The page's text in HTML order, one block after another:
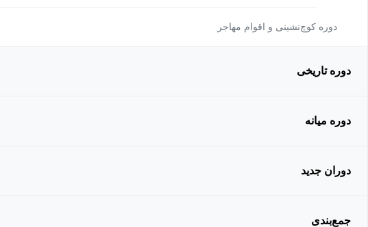
دوره کوچ‌نشینی و اقوام مهاجر
دوره تاریخی
دوره میانه
دوران جدید
جمع‌بندی